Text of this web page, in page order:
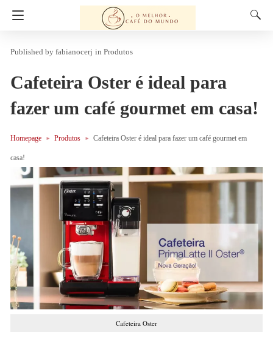
fabianocerj in Produtos
Cafeteira Oster é ideal para
fazer um café gourmet em casa!
Homepage Produtos Cafeteira Oster é ideal para fazer um café gourmet em
casa!
Cafeteira Oster